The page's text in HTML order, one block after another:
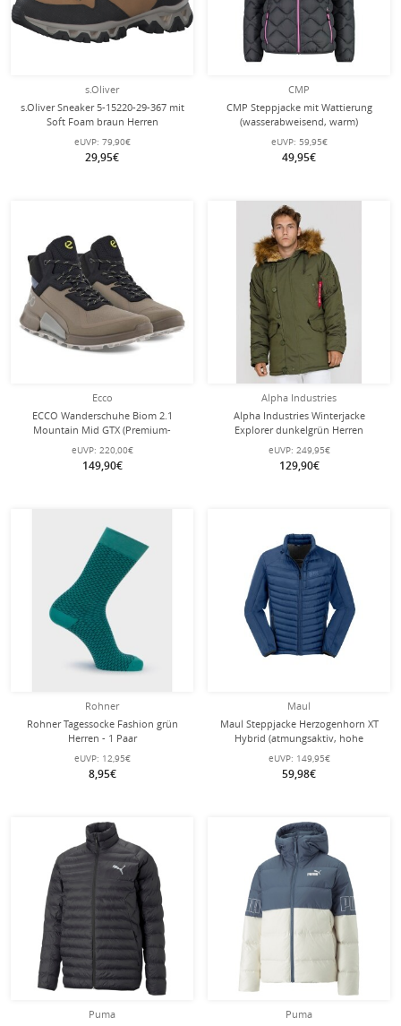
s.Oliver
s.Oliver Sneaker 5-15220-29-367 mit
Soft Foam braun Herren
eUVP: 79,90€
29,95€
CMP
CMP Steppjacke mit Wattierung
(wasserabweisend, warm)
titaniumgrau/blau/pink Kinder
eUVP: 59,95€
49,95€
Ecco
ECCO Wanderschuhe Biom 2.1
Mountain Mid GTX (Premium-
Nubukleder, wasserdicht)
beigebraun/schwarz Herren
eUVP: 220,00€
149,90€
Alpha Industries
Alpha Industries Winterjacke
Explorer dunkelgrün Herren
eUVP: 249,95€
129,90€
Rohner
Rohner Tagessocke Fashion grün
Herren - 1 Paar
eUVP: 12,95€
8,95€
Maul
Maul Steppjacke Herzogenhorn XT
Hybrid (atmungsaktiv, hohe
Wärmeisolierung) ozeanblau Herren
eUVP: 149,95€
59,98€
Puma
Puma